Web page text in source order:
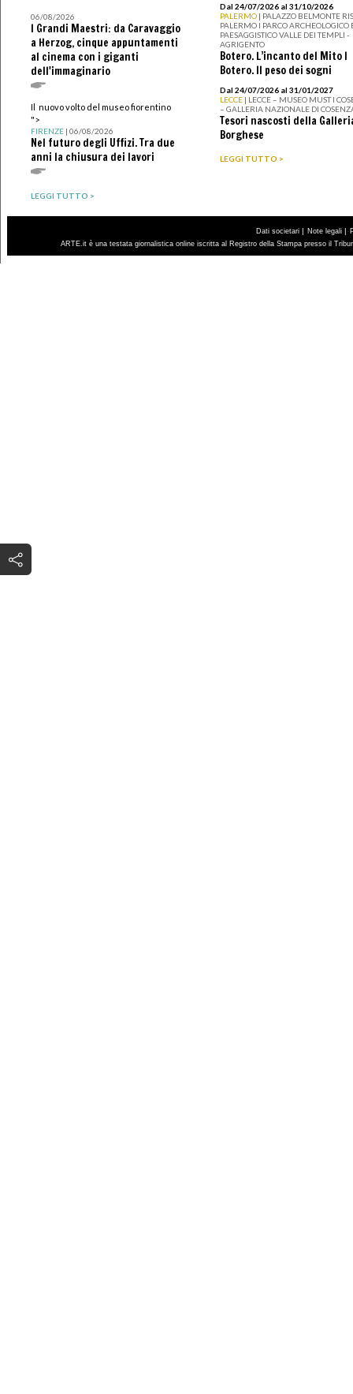
06/08/2026
I Grandi Maestri: da Caravaggio
a Herzog, cinque appuntamenti
al cinema con i giganti
dell'immaginario
Il nuovo volto del museo fiorentino
">
FIRENZE| 06/08/2026
Nel futuro degli Uffizi. Tra due
anni la chiusura dei lavori
LEGGI TUTTO >
Dal 24/07/2026 al 31/10/2026
PALERMO | PALAZZO BELMONTE
PALERMO I PARCO ARCHEOLOGICO
PAESAGGISTICO VALLE DEI TEMPLI -
AGRIGENTO
Botero. L’incanto del Mito I
Botero. Il peso dei sogni
Dal 24/07/2026 al 31/01/2027
LECCE | LECCE – MUSEO MUST I
– GALLERIA NAZIONALE DI
Tesori nascosti della
Borghese
LEGGI TUTTO >
Dati societari | Note legali |
ARTE.it è una testata giornalistica online iscritta al Registro della Stampa presso il